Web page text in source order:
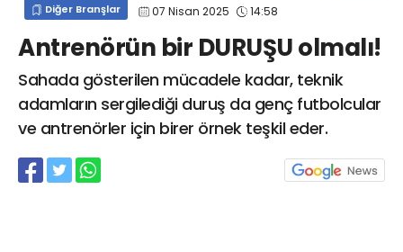
Diğer Branşlar 07 Nisan 2025 14:58
Antrenörün bir DURUŞU olmalı!
Sahada gösterilen mücadele kadar, teknik
adamların sergilediği duruş da genç futbolcular
ve antrenörler için birer örnek teşkil eder.
info@spor41.com